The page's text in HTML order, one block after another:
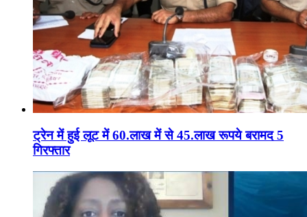
ट्रेन में हुई लूट में 60.लाख में से 45.लाख रूपये बरामद 5
गिरफ्तार